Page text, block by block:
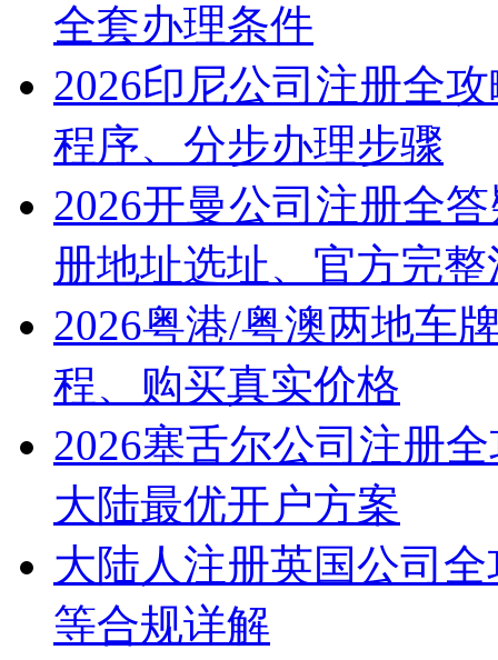
全套办理条件
2026印尼公司注册全
程序、分步办理步骤
2026开曼公司注册全
册地址选址、官方完
2026粤港/粤澳两地车
程、购买真实价格
2026塞舌尔公司注册
大陆最优开户方案
大陆人注册英国公司
等合规详解